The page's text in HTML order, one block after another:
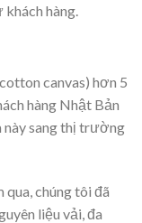
hàng.
canvas) hơn 5
hàng Nhật Bản
này sang thị trường
chúng tôi đã
liệu vải, đa